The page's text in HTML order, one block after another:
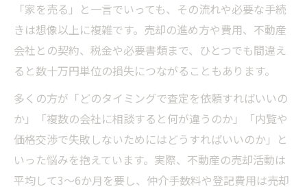
「家を売る」と一言でいっても、その流れや必要な手続
きは想像以上に複雑です。売却の進め方や費用、不動産
会社との契約、税金や必要書類まで、ひとつでも間違え
ると数十万円単位の損失につながることもあります。
多くの方が「どのタイミングで査定を依頼すればいいの
か」「複数の会社に相談すると何が違うのか」「内覧や
価格交渉で失敗しないためにはどうすればいいのか」と
いった悩みを抱えています。実際、不動産の売却活動は
平均して3～6か月を要し、仲介手数料や登記費用は売却